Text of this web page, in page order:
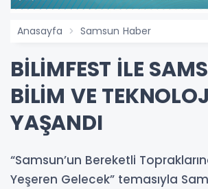
Anasayfa Samsun Haber
BİLİMFEST İLE
BİLİM VE
YAŞANDI
“Samsun’un Bereketli
Yeşeren Gelecek” temasıyla